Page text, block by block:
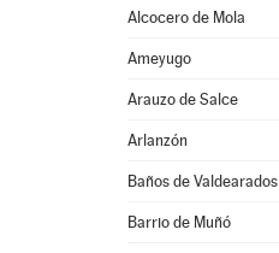
Alcocero de Mola
Ameyugo
Arauzo de Salce
Arlanzón
Baños de Valdearados
Barrio de Muñó